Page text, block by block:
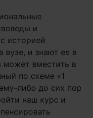
и
историей
вузе, и знают ее в
может вместить в
по схеме «1
либо до сих пор
наш курс и